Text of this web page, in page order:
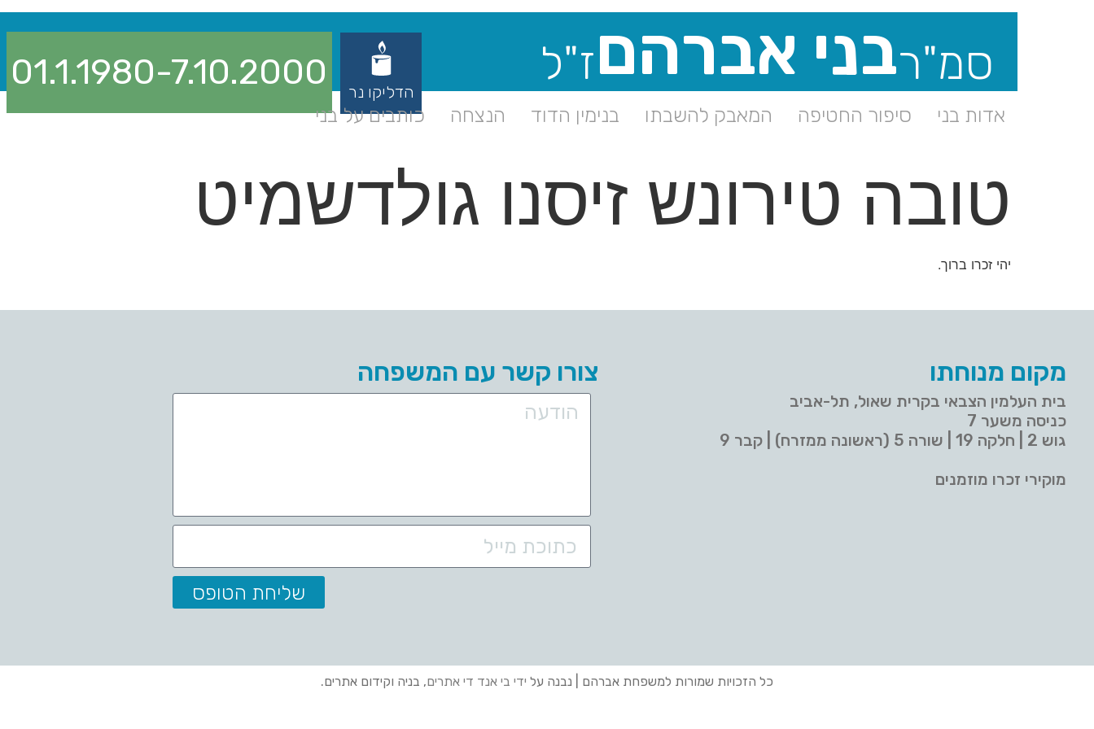
סמ"רבני אברהםז"ל
אדות בני סיפור החטיפה המאבק להשבתו בנימין הדוד הנצחה כותבים על בני
הדליקו נר 01.1.1980-7.10.2000
טובה טירונש זיסנו גולדשמיט
יהי זכרו ברוך.
מקום מנוחתו
בית העלמין הצבאי בקרית שאול, תל-אביב
כניסה משער 7
גוש 2 | חלקה 19 | שורה 5 (ראשונה ממזרח) | קבר 9
מוקירי זכרו מוזמנים
צורו קשר עם המשפחה
שליחת הטופס
כל הזכויות שמורות למשפחת אברהם | נבנה על ידי בי אנד די אתרים, בניה וקידום אתרים.